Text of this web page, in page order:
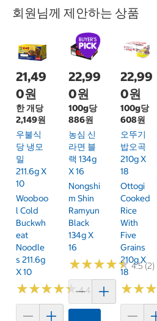
회원님께 제안하는 상품
21,49
0원
한 개당
2,149원
우불식
당 냉모
밀
211.6g X
10
Wooboo
L Cold
Buckwh
Eat
Noodle
S 211.6g
X 10
★★★★★
★★★★★4.4 (41)
22,99
0원
100g당
886원
농심 신
라면 블
랙 134g
X 16
Nongshi
M Shin
Ramyun
Black
134g X
16
★★★★★
★★★★★4.5 (2)
22,99
0원
100g당
608원
오뚜기
밥오곡
210g X
18
Ottogi
Cooked
Rice
With
Five
Grains
210g X
18
★★★
★★★